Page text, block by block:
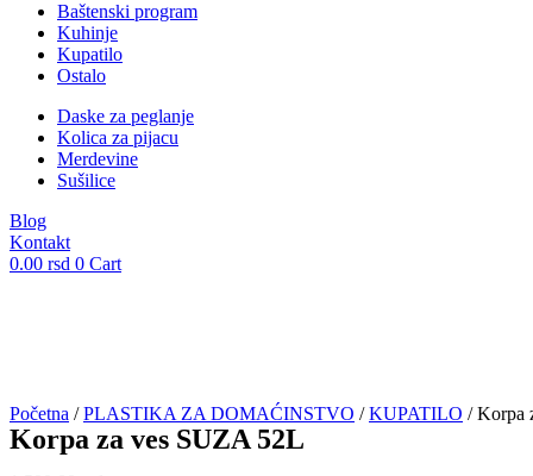
Baštenski program
Kuhinje
Kupatilo
Ostalo
Daske za peglanje
Kolica za pijacu
Merdevine
Sušilice
Blog
Kontakt
0.00 rsd 0 Cart
Početna /PLASTIKA ZA DOMAĆINSTVO /KUPATILO / Korpa
Korpa za ves SUZA 52L